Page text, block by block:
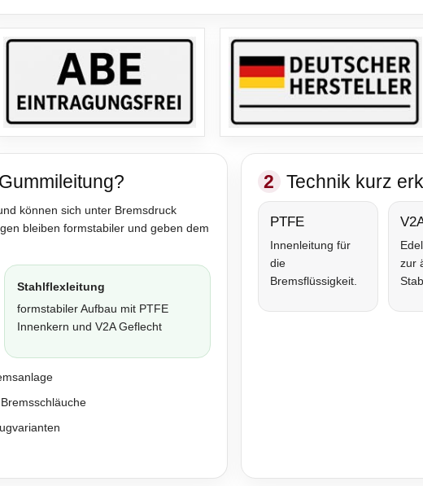
können sich unter Bremsdruck
bleiben formstabiler und geben dem
Stahlflexleitung
formstabiler Aufbau mit PTFE
Innenkern und V2A Geflecht
2 Technik kurz
PTFE
Innenleitung für
die
Bremsflüssigkeit.
zur